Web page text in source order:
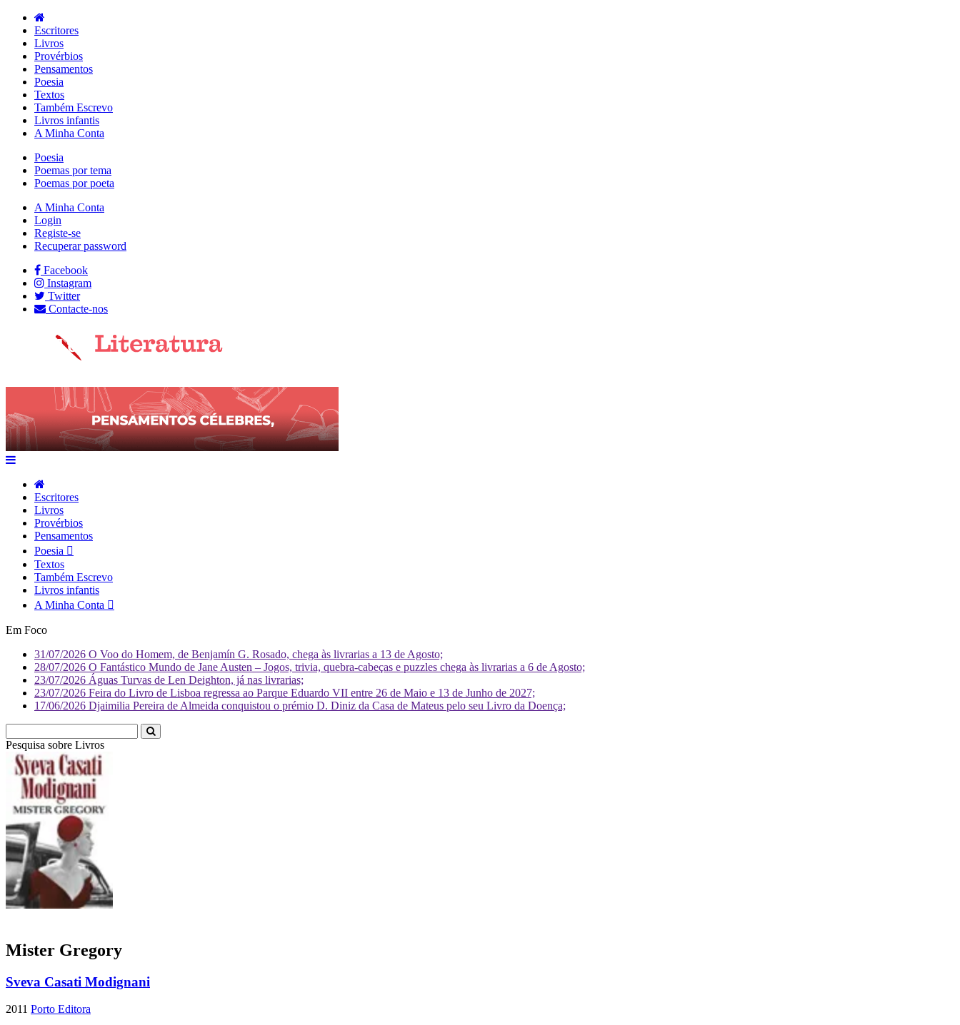
Escritores
Livros
Provérbios
Pensamentos
Poesia
Textos
Também Escrevo
Livros infantis
A Minha Conta
Poesia
Poemas por tema
Poemas por poeta
A Minha Conta
Login
Registe-se
Recuperar password
Facebook
Instagram
Twitter
Contacte-nos
Escritores
Livros
Provérbios
Pensamentos
Poesia
Textos
Também Escrevo
Livros infantis
A Minha Conta
Em Foco
31/07/2026 O Voo do Homem, de Benjamín G. Rosado, chega às livrarias a 13 de Agosto;
28/07/2026 O Fantástico Mundo de Jane Austen – Jogos, trivia, quebra-cabeças e puzzles chega às livrarias a 6 de Agosto;
23/07/2026 Águas Turvas de Len Deighton, já nas livrarias;
23/07/2026 Feira do Livro de Lisboa regressa ao Parque Eduardo VII entre 26 de Maio e 13 de Junho de 2027;
17/06/2026 Djaimilia Pereira de Almeida conquistou o prémio D. Diniz da Casa de Mateus pelo seu Livro da Doença;
Pesquisa sobre Livr
Mister Gregory
Sveva Casati Modignani
2011 Porto Editora